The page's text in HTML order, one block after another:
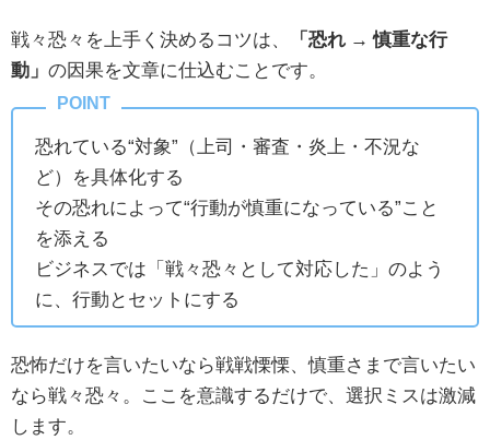
戦々恐々を上手く決めるコツは、
「恐れ → 慎重な行
動」 の因果を文章に仕込むことです。
恐れている“対象”（上司・審査・炎上・不況な
ど）を具体化する
その恐れによって“行動が慎重になっている”こと
を添える
ビジネスでは「戦々恐々として対応した」のよう
に、行動とセットにする
恐怖だけを言いたいなら戦戦慄慄、慎重さまで言いたい
なら戦々恐々。ここを意識するだけで、選択ミスは激減
します。